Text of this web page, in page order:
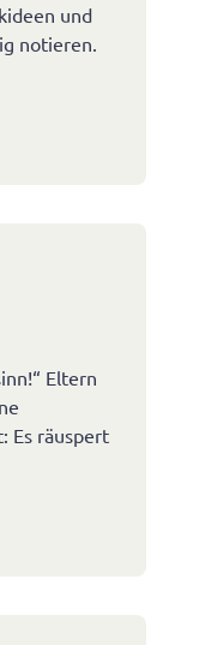
und
notieren.
Eltern
Es räuspert